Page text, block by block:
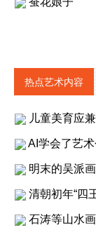
热点艺术内容
儿童美育应
AI学会了艺
明末的吴派
清朝初年“四
石涛等山水